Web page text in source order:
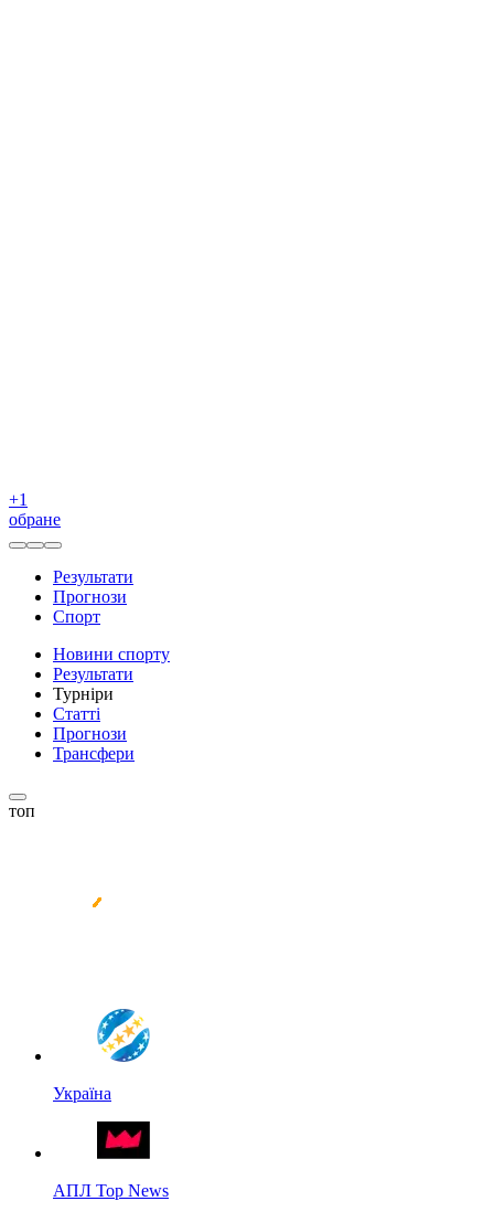
+1
обране
Результати
Прогнози
Спорт
Новини спорту
Результати
Турніри
Статті
Прогнози
Трансфери
топ
Україна
АПЛ Top News